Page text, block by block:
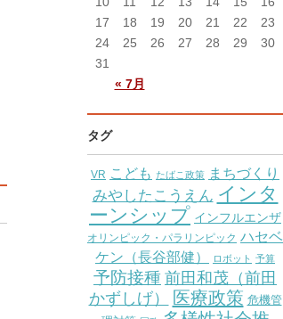
« 7月
17
18 19 20 21 22
23
24
25 26 27 28 29
30
31
タグ
VR こども たばこ政策 まちづくり
みやしたこうえん インタ
ーンシップ インフルエンザ
オリンピック・パラリンピック ハセベ
ケン（長谷部健）
ロボット 予算
予防接種 前田和茂（前田
かずしげ）
医療政策 危機管